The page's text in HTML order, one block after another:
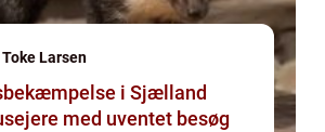
Toke Larsen
i Sjælland
med uventet besøg